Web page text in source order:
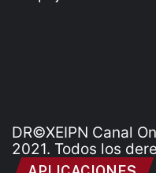
DR©XEIPN Canal
2021. Todos los